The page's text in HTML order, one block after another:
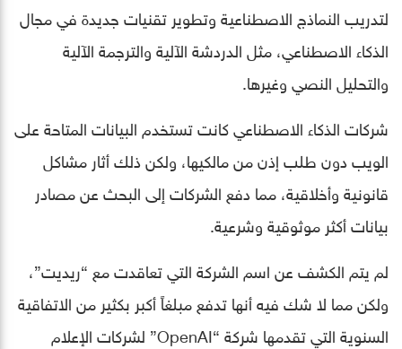
لتدريب النماذج الاصطناعية وتطوير تقنيات جديدة في مجال
الذكاء الاصطناعي، مثل الدردشة الآلية والترجمة الآلية
والتحليل النصي وغيرها.
شركات الذكاء الاصطناعي كانت تستخدم البيانات المتاحة على
الويب دون طلب إذن من مالكيها، ولكن ذلك أثار مشاكل
قانونية وأخلاقية، مما دفع الشركات إلى البحث عن مصادر
بيانات أكثر موثوقية وشرعية.
لم يتم الكشف عن اسم الشركة التي تعاقدت مع “ريديت”،
ولكن مما لا شك فيه أنها تدفع مبلغاً أكبر بكثير من الاتفاقية
السنوية التي تقدمها شركة “OpenAI” لشركات الإعلام